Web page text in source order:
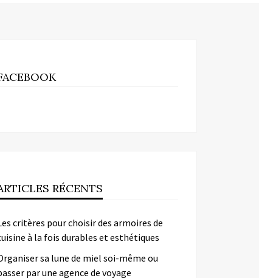
RÉCENTS
critères pour choisir des armoires de
à la fois durables et esthétiques
sa lune de miel soi-même ou
par une agence de voyage